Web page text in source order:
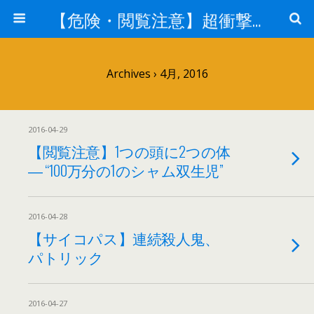
【危険・閲覧注意】超衝撃・超刺激的ニュース
Archives › 4月, 2016
2016-04-29
【閲覧注意】1つの頭に2つの体
― “100万分の1のシャム双生児”
2016-04-28
【サイコパス】連続殺人鬼、
パトリック
2016-04-27